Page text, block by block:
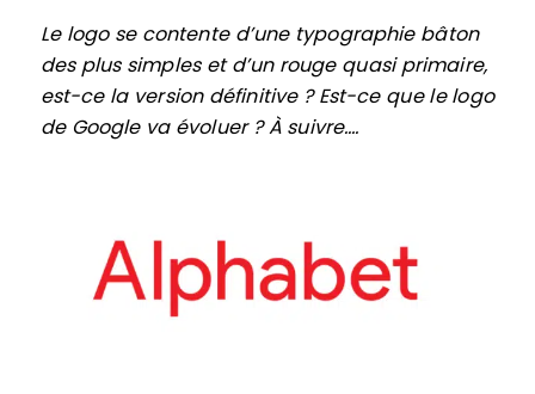
Le logo se contente d’une typographie bâton
des plus simples et d’un rouge quasi primaire,
est-ce la version définitive ? Est-ce que le logo
de Google va évoluer ? À suivre….